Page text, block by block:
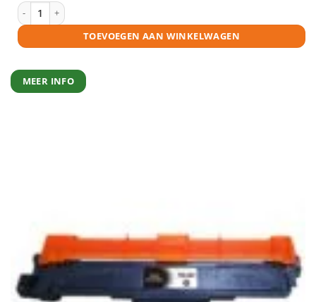
Brother TN-243 toner magenta huismerk aantal
TOEVOEGEN AAN WINKELWAGEN
MEER INFO